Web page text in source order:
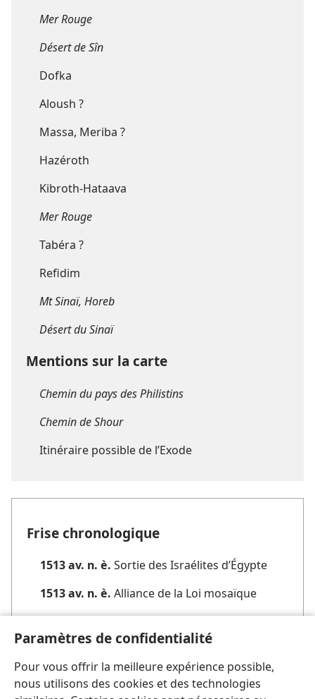
Paramètres de confidentialité
Pour vous offrir la meilleure expérience possible,
nous utilisons des cookies et des technologies
Mer Rouge
Désert de Sîn
Dofka
Aloush ?
Massa, Meriba ?
Hazéroth
Kibroth-Hataava
Mer Rouge
Tabéra ?
Refidim
Mt Sinaï, Horeb
Désert du Sinaï
Mentions sur la carte
Chemin du pays des Philistins
Chemin de Shour
Itinéraire possible de l’Exode
Frise chronologique
1513 av. n. è. Sortie des Israélites d’Égypte
1513 av. n. è. Alliance de la Loi mosaïque
successeur de Moïse